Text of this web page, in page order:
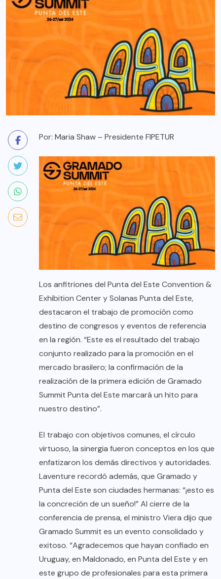
Por: Maria Shaw – Presidente FIPETUR
Los anfitriones del Punta del Este Convention &
Exhibition Center y Solanas Punta del Este,
destacaron el trabajo de promoción como
destino de congresos y eventos de referencia
en la región. “Este es el resultado del trabajo
conjunto realizado para la promoción en el
mercado brasilero; la confirmación de la
realización de la primera edición de Gramado
Summit Punta del Este marcará un hito para
nuestro destino”.
El trabajo con objetivos comunes, el círculo
virtuoso, la sinergia fueron conceptos en los que
enfatizaron los demás directivos y autoridades.
Laventure recordó además, que Gramado y
Punta del Este son ciudades hermanas: “¡esto es
la concreción de un sueño!” Al cierre de la
conferencia de prensa, el ministro Viera dijo que
Gramado Summit es un evento consolidado y
exitoso. “Agradecemos que hayan confiado en
Uruguay, en Maldonado, en Punta del Este y en
este grupo de profesionales para esta primera